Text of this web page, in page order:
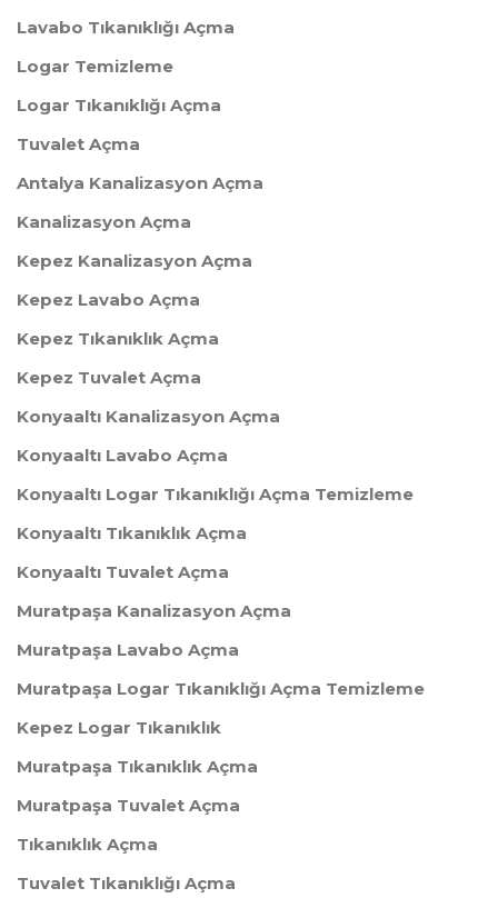
Lavabo Tıkanıklığı Açma
Logar Temizleme
Logar Tıkanıklığı Açma
Tuvalet Açma
Antalya Kanalizasyon Açma
Kanalizasyon Açma
Kepez Kanalizasyon Açma
Kepez Lavabo Açma
Kepez Tıkanıklık Açma
Kepez Tuvalet Açma
Konyaaltı Kanalizasyon Açma
Konyaaltı Lavabo Açma
Konyaaltı Logar Tıkanıklığı Açma Temizleme
Konyaaltı Tıkanıklık Açma
Konyaaltı Tuvalet Açma
Muratpaşa Kanalizasyon Açma
Muratpaşa Lavabo Açma
Muratpaşa Logar Tıkanıklığı Açma Temizleme
Kepez Logar Tıkanıklık
Muratpaşa Tıkanıklık Açma
Muratpaşa Tuvalet Açma
Tıkanıklık Açma
Tuvalet Tıkanıklığı Açma